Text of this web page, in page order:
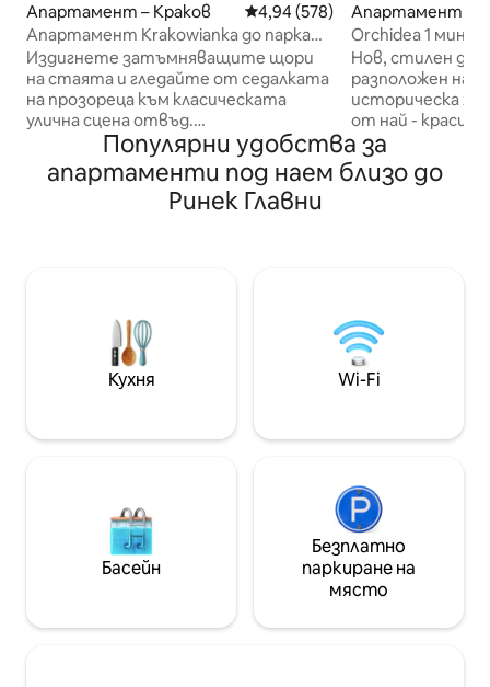
Апартамент – Краков Средна оценка: 4,94 от 5,
4,94 (578)
Апартамент Krakowianka до парка
Планти близо до Стария град
Издигнете затъмняващите щори
на стаята и гледайте от седалката
на прозореца към класическата
улична сцена отвъд.
Привлекателните щрихи включват
стенна картина на момиче в
традиционен костюм, но с намек за
свежо тълкуване. Самият
възможност да разполагате с 2
единични легла. Напълно
оборудваната кухня ви позволява да
приготвите храна, да пиете кафе и
кърпи и спално бельо, бутилка вода,
престой в удобно и модерно
помещение. Това е студио с голямо,
удобно двойно легло. Има
възможност да имате 2 единични
предварително, ако това е вашето
Апартамент –
Orchidea 1 мин.
Нов, стилен
разположен на 1
историческа
от най -
водеща до
Апартаментът
оборудван и
като Главния
Клотната зала,
Богородица “,
Популярни удобства за
апартаменти под наем близо до
Ринек Главни
Кухня Wi-Fi
Басейн
Безплатно
паркиране на
място